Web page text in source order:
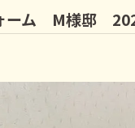
ーム M様邸